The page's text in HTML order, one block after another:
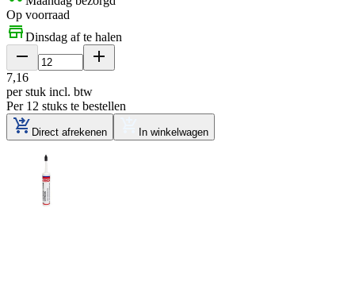
Op voorraad
Dinsdag af te halen
7,16
per stuk incl. btw
Per 12 stuks te bestellen
Direct afrekenen In winkelwagen